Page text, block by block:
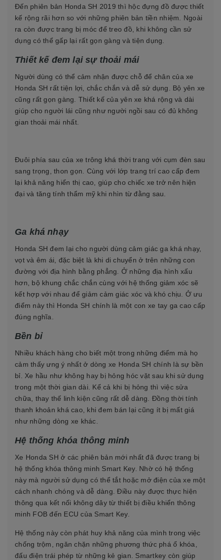
Đến phiên bản Honda SH 2019 thì hộc đựng đồ được thiết
kế rộng rãi hơn so với những phiên bản tiền nhiệm. Ngoài
ra còn được trang bị móc để treo đồ, khi không cần sử
dụng có thể gấp lại rất gọn gàng và tiện dụng.
Thiết kế đem lại sự thoải mái
Người dùng có thể cảm nhận được chỗ để chân của xe
Honda SH rất tiện lợi, chắc chắn và dễ sử dụng. Bộ yên xe
cũng rất gọn gàng. Thiết kế của yên xe khá rộng và dài
giúp cho người lái cũng như người ngồi sau có đủ không
gian thoải mái nhất.
Đuôi phía sau của xe trông khá thời trang với cụm đèn sau
sang trọng, thon gọn. Cùng với lớp trang trí cao cấp đem
lại khả năng hiển thị cao, giúp cho chiếc xe trở nên hiện
đại và tăng tính thẩm mỹ khi nhìn từ đằng sau.
Ga khá nhạy
Honda SH đem lại cho người dùng cảm giác ga khá nhạy,
vọt và êm ái, đặc biệt là khi di chuyển ở trên những con
đường với địa hình bằng phẳng. Ở những địa hình xấu
hơn, bộ khung chắc chắn cùng với hệ thống giảm xóc sẽ
kết hợp với nhau để giảm cảm giác xóc và khó chịu. Ở ưu
điểm này thì Honda SH chính là một con xe tay ga cao cấp
đúng nghĩa.
Bền bỉ
Nhiều khách hàng cho biết một trong những điểm mà họ
cảm thấy ưng ý nhất ở dòng xe Honda SH chính là sự bền
bỉ. Xe hầu như không hay bị hỏng hóc vặt sau khi sử dụng
trong một thời gian dài. Kể cả khi bị hỏng thì việc sửa
chữa, thay thế linh kiện cũng rất dễ dàng. Đồng thời tính
thanh khoản khá cao, khi đem bán lại cũng ít bị mất giá
như những dòng xe khác.
Hệ thống khóa thông minh
Xe Honda SH ở các phiên bản mới nhất đã được trang bị
hệ thống khóa thông minh Smart Key. Nhờ có hệ thống
này mà người sử dụng có thể tắt hoặc mở điện của xe một
cách nhanh chóng và dễ dàng. Điều này được thực hiện
thông qua kết nối không dây từ thiết bị điều khiển thông
minh FOB đến ECU của Smart Key.
Hệ thống này còn phát huy khả năng của mình trong việc
chống trộm, ngăn chặn những phương thức phá ổ khóa,
đấu điện trái phép từ những kẻ gian. Smartkey còn giúp